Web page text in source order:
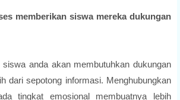
memberikan siswa mereka dukungan
anda akan membutuhkan dukungan
dari sepotong informasi. Menghubungkan
tingkat emosional membuatnya lebih